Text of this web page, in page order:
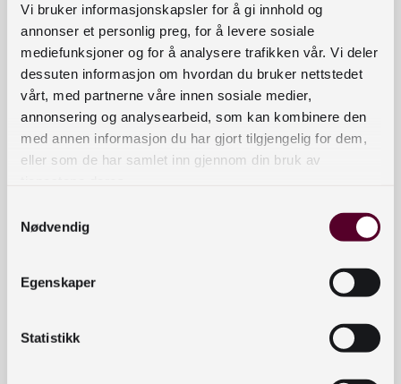
Vi bruker informasjonskapsler for å gi innhold og
annonser et personlig preg, for å levere sosiale
mediefunksjoner og for å analysere trafikken vår. Vi deler
dessuten informasjon om hvordan du bruker nettstedet
vårt, med partnerne våre innen sosiale medier,
annonsering og analysearbeid, som kan kombinere den
med annen informasjon du har gjort tilgjengelig for dem,
eller som de har samlet inn gjennom din bruk av
Nødvendig
Egenskaper
Statistikk
Dette er våre tankar. Vi håpar dei vekkjer langt
fleire og kanskje heilt andre assosiasjonar i dykk,
og at dei freistar deg og bibliotekbrukarane dine
til å søkje inn i Fløgstads forfattarskap.
Bilete frå utstillinga